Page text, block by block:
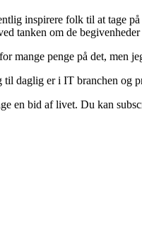
inspirere folk til at tage
tanken om de
mange penge på det, men
daglig er i IT branchen og
en bid af livet. Du kan